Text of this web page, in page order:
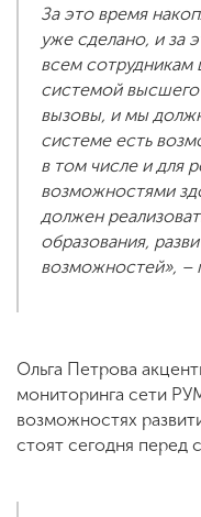
За это время
уже сделано, и за
всем сотрудникам
системой высшего
вызовы, и мы
системе есть
в том числе и для
возможностями
должен
образования,
возможностей», –
Ольга Петрова
мониторинга сети
возможностях
стоят сегодня перед